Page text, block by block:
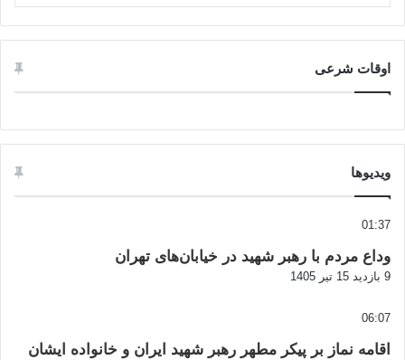
اوقات شرعی
ویدیوها
01:37
وداع مردم با رهبر شهید در خیابان‌های تهران
9 بازدید 15 تیر 1405
06:07
اقامه نماز بر پیکر مطهر رهبر شهید ایران و خانواده ایشان